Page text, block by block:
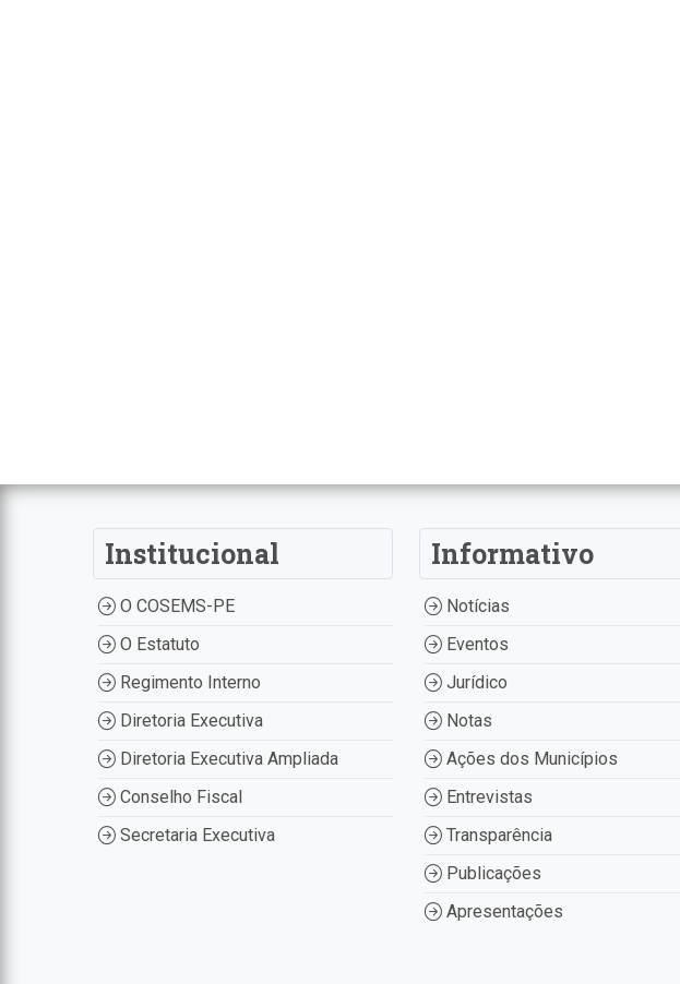
Institucional
O COSEMS-PE
O Estatuto
Regimento Interno
Diretoria Executiva
Diretoria Executiva Ampliada
Conselho Fiscal
Secretaria Executiva
Informativo
Notícias
Eventos
Jurídico
Notas
Ações dos Municípios
Entrevistas
Transparência
Publicações
Apresentações